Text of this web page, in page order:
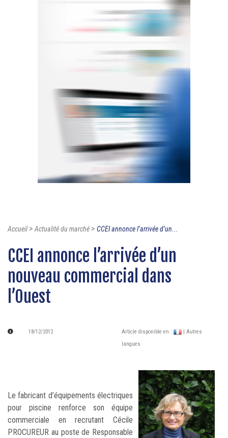
Accueil>Actualité du marché> CCEI annonce l’arrivée d’un...
CCEI annonce l’arrivée d’un
nouveau commercial dans
l’Ouest
18/12/2012 Article disponible en :
| Autres
langues
Le fabricant d’équipements électriques
pour piscine renforce son équipe
commerciale en recrutant Cécile
PROCUREUR au poste de Responsable